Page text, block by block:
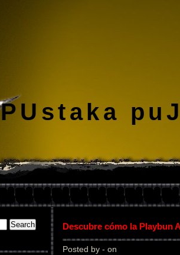
PUstaka
Descubre cómo la Playbun
Posted by - on